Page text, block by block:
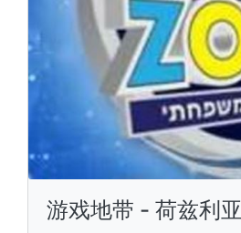
游戏地带 - 荷兹利亚